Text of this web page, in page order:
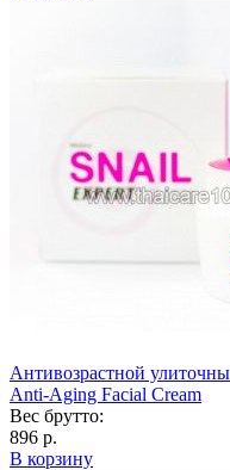
Антивозрастной
Anti-Aging Facial Cream
Вес брутто:
896 р.
В корзину